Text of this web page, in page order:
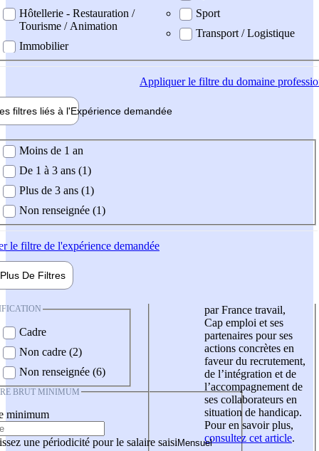
Hôtellerie - Restauration /
Tourisme / Animation
Immobilier
Sport
Transport / Logistique
Appliquerle filtre du domaine
filtres liés à l'Expérience demandée
demandée
Moins de 1 an
De 1 à 3 ans (1)
Plus de 3 ans (1)
Non renseignée (1)
le filtre de l'expérience demandée
Plus De Filtres
Cadre
Non cadre (2)
Non renseignée (6)
BRUT MINIMUM
minimum
une périodicité pour le salaire saisi
par France travail,
Cap emploi et ses
partenaires pour ses
actions concrètes en
faveur du recrutement,
de l’intégration et de
l’accompagnement de
ses collaborateurs en
situation de handicap.
Pour en savoir plus,
consultez cet article.